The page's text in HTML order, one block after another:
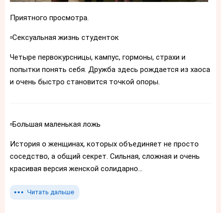
Приятного просмотра.
▫️Сексуальная жизнь студенток
Четыре первокурсницы, кампус, гормоны, страхи и
попытки понять себя. Дружба здесь рождается из хаоса
и очень быстро становится точкой опоры.
▫️Большая маленькая ложь
История о женщинах, которых объединяет не просто
соседство, а общий секрет. Сильная, сложная и очень
красивая версия женской солидарно...
Читать дальше